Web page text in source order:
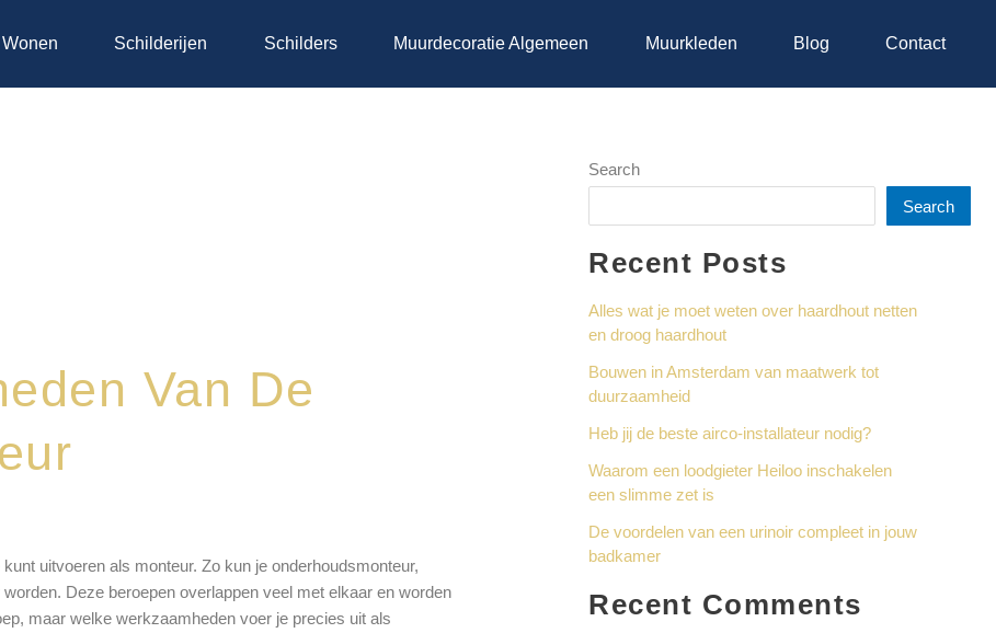
Wonen Schilderijen Schilders Muurdecoratie Algemeen Muurkleden Blog Contact
Van De
uitvoeren als monteur. Zo kun je onderhoudsmonteur,
Deze beroepen overlappen veel met elkaar en worden
maar welke werkzaamheden voer je precies uit als
Search
Search
Recent Posts
Alles wat je moet weten over haardhout netten
en droog haardhout
Bouwen in Amsterdam van maatwerk tot
duurzaamheid
Heb jij de beste airco-installateur nodig?
Waarom een loodgieter Heiloo inschakelen
een slimme zet is
De voordelen van een urinoir compleet in jouw
badkamer
Recent Comments